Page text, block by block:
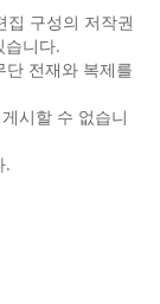
집 구성의 저작권
습니다.
단 전재와 복제를
시할 수 없습니
.